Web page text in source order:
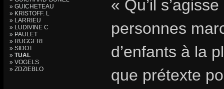
» GUICHETEAU
» KRISTOFF. L
» LARRIEU
» LUDIVINE C
» PAULET
» RUGGERI
» SIDOT
» TUAL
» VOGELS
» ZDZIEBLO
« Qu’il
personnes
d’enfants à la
que prétexte